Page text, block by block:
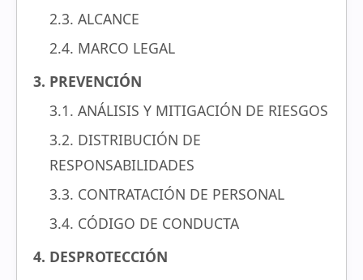
2.3. ALCANCE
2.4. MARCO LEGAL
3. PREVENCIÓN
3.1. ANÁLISIS Y MITIGACIÓN DE RIESGOS
3.2. DISTRIBUCIÓN DE
RESPONSABILIDADES
3.3. CONTRATACIÓN DE PERSONAL
3.4. CÓDIGO DE CONDUCTA
4. DESPROTECCIÓN